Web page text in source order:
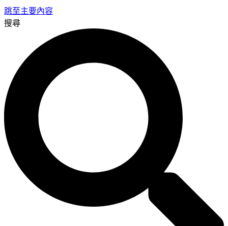
跳至主要內容
搜尋